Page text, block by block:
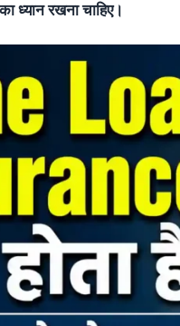
ध्यान रखना चाहिए।